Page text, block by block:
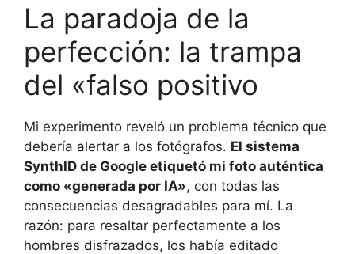
La paradoja de la
perfección: la trampa
del «falso positivo
Mi experimento reveló un problema técnico que
debería alertar a los fotógrafos. El sistema
SynthID de Google etiquetó mi foto auténtica
como «generada por IA», con todas las
consecuencias desagradables para mí. La
razón: para resaltar perfectamente a los
hombres disfrazados, los había editado